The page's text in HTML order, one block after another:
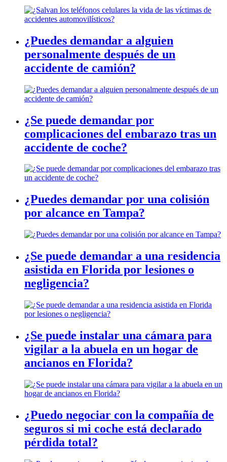
¿Puedes demandar a alguien
personalmente después de un
accidente de camión?
¿Se puede demandar por
complicaciones del embarazo tras un
accidente de coche?
¿Puedes demandar por una colisión
por alcance en Tampa?
¿Se puede demandar a una residencia
asistida en Florida por lesiones o
negligencia?
¿Se puede instalar una cámara para
vigilar a la abuela en un hogar de
ancianos en Florida?
¿Puedo negociar con la compañía de
seguros si mi coche está declarado
pérdida total?